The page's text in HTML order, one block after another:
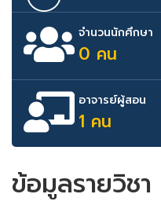
จำนวนนักศึกษา
0 คน
อาจารย์ผู้สอน
1 คน
ข้อมูลรายวิชา